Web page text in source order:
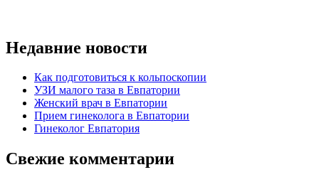
Недавние новости
Как подготовиться к кольпоскопии
УЗИ малого таза в Евпатории
Женский врач в Евпатории
Прием гинеколога в Евпатории
Гинеколог Евпатория
Свежие комментарии